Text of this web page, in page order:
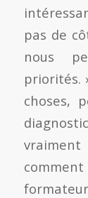
pas de
nous
priorités.
choses,